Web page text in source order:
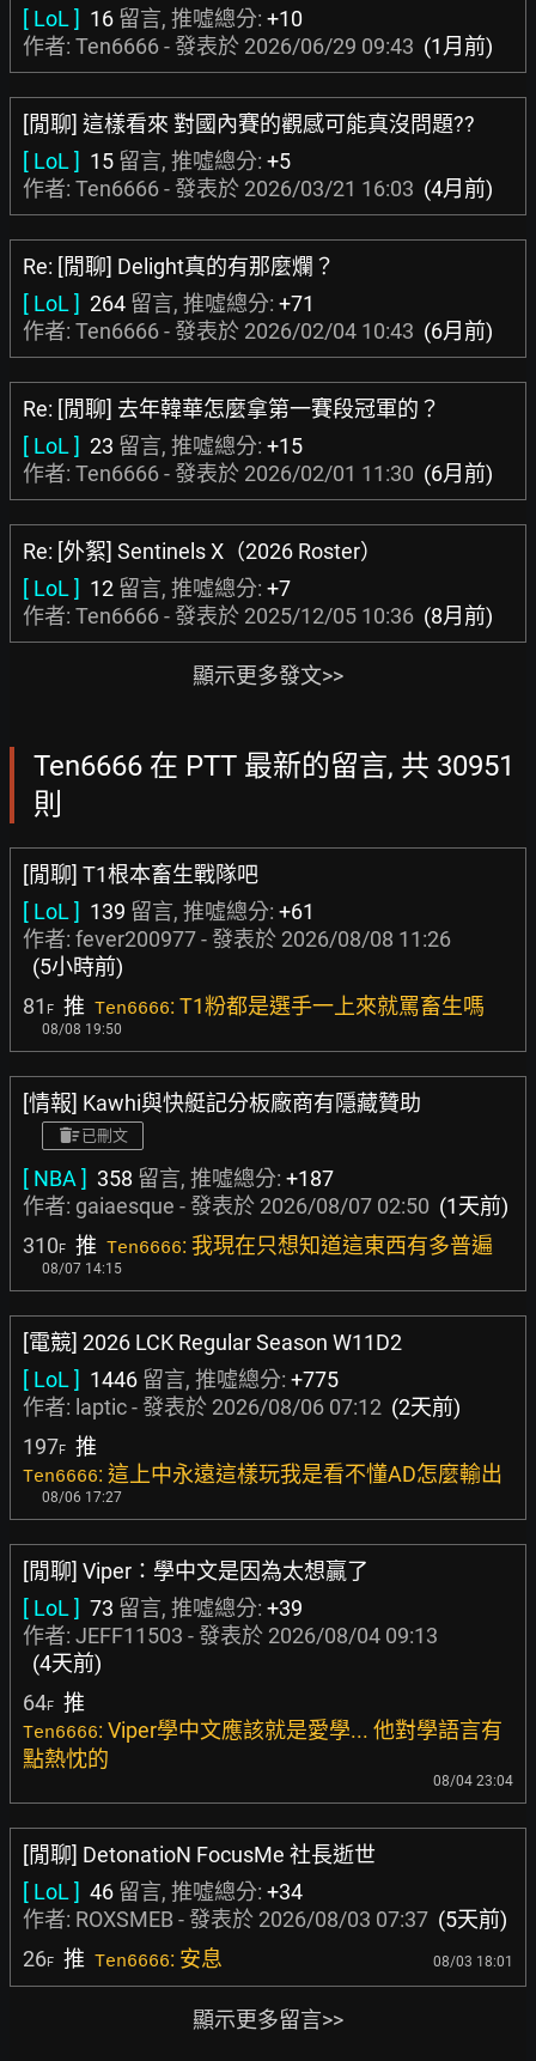
[ LoL ] 16 留言, 推噓總分: +10
作者: Ten6666 - 發表於 2026/06/29 09:43 (1月前)
[閒聊] 這樣看來 對國內賽的觀感可能真沒問題??
[ LoL ] 15 留言, 推噓總分: +5
作者: Ten6666 - 發表於 2026/03/21 16:03 (4月前)
Re: [閒聊] Delight真的有那麼爛？
[ LoL ] 264 留言, 推噓總分: +71
作者: Ten6666 - 發表於 2026/02/04 10:43 (6月前)
Re: [閒聊] 去年韓華怎麼拿第一賽段冠軍的？
[ LoL ] 23 留言, 推噓總分: +15
作者: Ten6666 - 發表於 2026/02/01 11:30 (6月前)
Re: [外絮] Sentinels X（2026 Roster）
[ LoL ] 12 留言, 推噓總分: +7
作者: Ten6666 - 發表於 2025/12/05 10:36 (8月前)
顯示更多發文>>
Ten6666 在 PTT 最新的留言, 共 30951
則
[閒聊] T1根本畜生戰隊吧
[ LoL ] 139 留言, 推噓總分: +61
作者: fever200977- 發表於 2026/08/08 11:26
(5小時前)
81 F 推 Ten6666: T1粉都是選手一上來就罵畜生嗎
08/08 19:50
[情報] Kawhi與快艇記分板廠商有隱藏贊助
已刪文
[ NBA ] 358 留言, 推噓總分: +187
作者: gaiaesque - 發表於 2026/08/07 02:50 (1天前)
310F 推 Ten6666: 我現在只想知道這東西有多普遍
08/07 14:15
[電競] 2026 LCK Regular Season W11D2
[ LoL ] 1446 留言, 推噓總分: +775
作者: laptic- 發表於 2026/08/06 07:12 (2天前)
197F 推
Ten6666: 這上中永遠這樣玩我是看不懂AD怎麼輸出
08/06 17:27
[閒聊] Viper：學中文是因為太想贏了
[ LoL ] 73 留言, 推噓總分: +39
作者: JEFF11503 - 發表於 2026/08/04 09:13
(4天前)
64F 推
Ten6666: Viper學中文應該就是愛學... 他對學語言有
點熱忱的
08/04 23:04
[閒聊] DetonatioN FocusMe 社長逝世
[ LoL ] 46 留言, 推噓總分: +34
作者: ROXSMEB- 發表於 2026/08/03 07:37 (5天前)
26F 推 Ten6666: 安息 08/03 18:01
顯示更多留言>>